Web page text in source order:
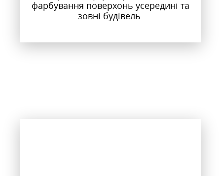
фарбування поверхонь усередині та
зовні будівель